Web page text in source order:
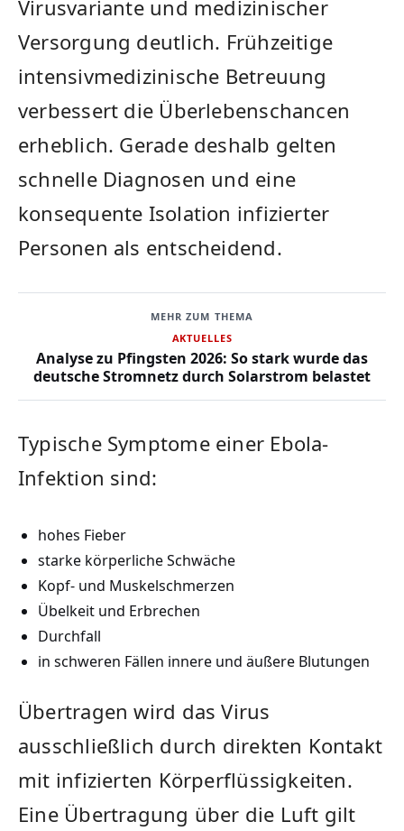
Virusvariante und medizinischer
Versorgung deutlich. Frühzeitige
intensivmedizinische Betreuung
verbessert die Überlebenschancen
erheblich. Gerade deshalb gelten
schnelle Diagnosen und eine
konsequente Isolation infizierter
Personen als entscheidend.
MEHR ZUM THEMA
AKTUELLES
Analyse zu Pfingsten 2026: So stark wurde das
deutsche Stromnetz durch Solarstrom belastet
Typische Symptome einer Ebola-
Infektion sind:
hohes Fieber
starke körperliche Schwäche
Kopf- und Muskelschmerzen
Übelkeit und Erbrechen
Durchfall
in schweren Fällen innere und äußere Blutungen
Übertragen wird das Virus
ausschließlich durch direkten Kontakt
mit infizierten Körperflüssigkeiten.
Eine Übertragung über die Luft gilt